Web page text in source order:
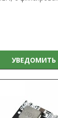
УВЕДОМИТЬ